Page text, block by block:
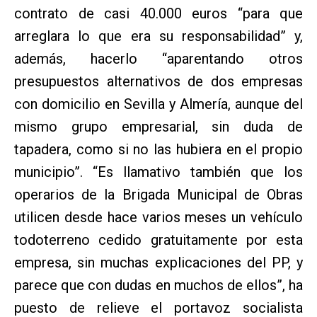
contrato de casi 40.000 euros “para que
arreglara lo que era su responsabilidad” y,
además, hacerlo “aparentando otros
presupuestos alternativos de dos empresas
con domicilio en Sevilla y Almería, aunque del
mismo grupo empresarial, sin duda de
tapadera, como si no las hubiera en el propio
municipio”. “Es llamativo también que los
operarios de la Brigada Municipal de Obras
utilicen desde hace varios meses un vehículo
todoterreno cedido gratuitamente por esta
empresa, sin muchas explicaciones del PP, y
parece que con dudas en muchos de ellos”, ha
puesto de relieve el portavoz socialista